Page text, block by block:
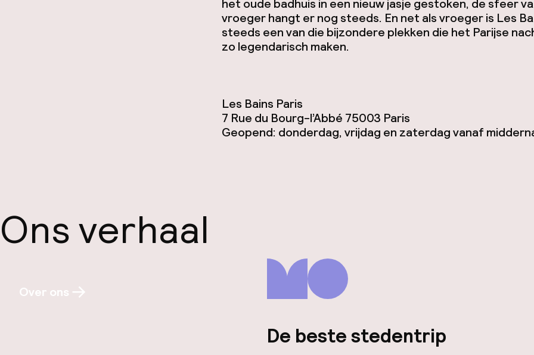
het oude badhuis in een nieuw jasje gestoken, de sfeer
vroeger hangt er nog steeds. En net als vroeger is Les
steeds een van die bijzondere plekken die het Parijse
zo legendarisch maken.
Les Bains Paris
7 Rue du Bourg-l’Abbé 75003 Paris
Geopend: donderdag, vrijdag en zaterdag vanaf
Ons verhaal
Over ons
De beste stedentrip